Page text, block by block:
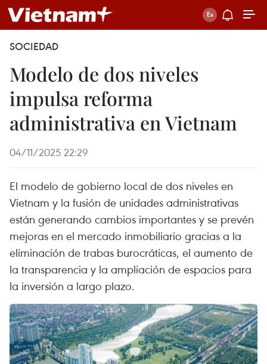
SOCIEDAD
Modelo de dos niveles
impulsa reforma
administrativa en Vietnam
04/11/2025 22:29
El modelo de gobierno local de dos niveles en
Vietnam y la fusión de unidades administrativas
están generando cambios importantes y se prevén
mejoras en el mercado inmobiliario gracias a la
eliminación de trabas burocráticas, el aumento de
la transparencia y la ampliación de espacios para
la inversión a largo plazo.